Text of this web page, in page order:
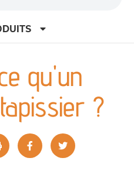
qu'un
?